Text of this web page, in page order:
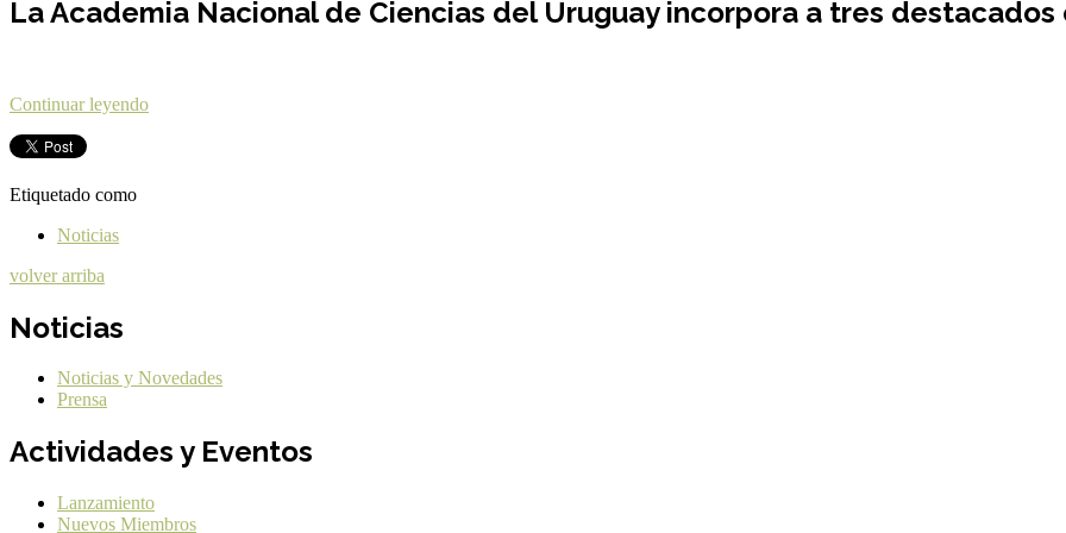
La Academia Nacional de Ciencias del Uruguay incorpora a tres destacados
Continuar leyendo
Etiquetado como
Noticias
volver arriba
Noticias
Noticias y Novedades
Prensa
Actividades y Eventos
Lanzamiento
Nuevos Miembros